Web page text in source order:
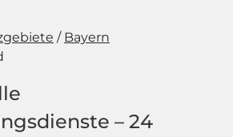
Bayern
– 24